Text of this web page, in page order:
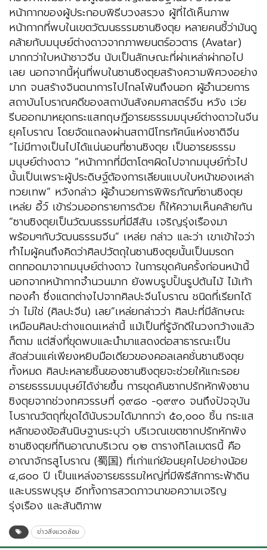
หน้ากากของผู้ประกอบพิธีบวงสรวง ผู้ที่ได้เห็นภาพ
หน้ากากที่พบในเขตวัฒนธรรมซานซิงตุย หลายคนชี้ว่ามันดู
คล้ายกับมนุษย์ต่างดาวจากภาพยนตร์อวตาร (Avatar)
มากกว่าใบหน้าชาวจีน นับเป็นลักษณะที่ผ่าเหล่าผ่ากอไป
เลย นอกจากนี้หุ่นที่พบในซานซิงตุยสร้างความพิศวงอย่าง
มาก จนสร้างจินตนาการไปไกลโพ้นถึงนอก ผู้อำนวยการ
สถาบันโบราณคดีของสถาบันสังคมศาสตร์จีน หวัง เว่ย
รีบออกมาหยุดกระแสทฤษฎีอารยธรรมมนุษย์ต่างดาวในจีน
ยุคโบราณ โดยจัดแถลงผ่านสถานีโทรทัศน์แห่งชาติจีน
“ไม่มีทางเป็นไปได้แน่นอนที่ซานซิงตุย เป็นอารยธรรม
มนุษย์ต่างดาว “หน้ากากที่มีตาโตๆผิดไปจากมนุษย์ทั่วไป
นั้นเป็นเพราะผู้ประดิษฐ์ต้องการเลียนแบบใบหน้าของเหล่า
ทวยเทพ” หวังกล่าว ผู้อำนวยการพิพิธภัณฑ์ซานซิงตุย
เหล่ย อี้ว์ เข้าร่วมออกรายการด้วย ก็ให้ความเห็นคล้ายกัน
“ซานซิงตุยเป็นวัฒนธรรมที่มีสีสัน เจริญรุ่งเรืองมา
พร้อมๆกับวัฒนธรรมจีน” เหล่ย กล่าว และว่า เขาเข้าใจว่า
ทำไมผู้คนถึงคิดว่าศิลปวัตถุในซานซิงตุยนั้นเป็นมรดก
ตกทอดมาจากมนุษย์ต่างดาว ในการขุดค้นครั้งก่อนหน้านี้
นอกจากหน้ากากจำนวนมาก ยังพบรูปปั้นรูปต้นไม้ ไม้เท้า
ทองคำ ซึ่งแตกต่างไปจากศิลปะจีนโบราณ ชนิดที่เรียกได้
ว่า ไม่ใช่ (ศิลปะจีน) เลย”เหล่ยกล่าวว่า ศิลปะที่มีลักษณะ
เหมือนศิลปะต่างแดนเหล่านี้ แม้เป็นที่รู้จักดีในวงกว้างแล้ว
ก็ตาม แต่สิ่งที่ขุดพบและนำมาแสดงต่อสาธารณะเป็น
สัดส่วนแค่เพียงหยิบมือเดียวของคอลเลคชั่นซานซิงตุย
ทั้งหมด ศิลปะหลายชิ้นของซานซิงตุยจะช่วยให้แกะรอย
อารยธรรมมนุษย์ได้ง่ายขึ้น การขุดค้นซากปรักหักพังซาน
ซิงตุยจากช่วงทศวรรษที่ ๑๙๘๐ -๑๙๙๐ จนถึงปัจจุบัน
โบราณวัตถุที่ขุดได้นับรวมได้มากกว่า ๕๐,๐๐๐ ชิ้น กระแส
หลักของข้อสันนิษฐานระบุว่า บริเวณเขตซากปรักหักพัง
ซานซิงตุยที่กินอาณาบริเวณ ๑๒ ตารางกิโลเมตรนี้ คือ
อาณาจักรสูโบราณ (蜀国) ที่เก่าแก่ย้อนยุคไปอย่างน้อย
๔,๘๐๐ ปี เป็นแหล่งอารยธรรมใหญ่ที่มีพิธีสักการะฟ้าดิน
และบรรพบุรุษ อีกทั้งการสวดภาวนาขอความเจริญ
รุ่งเรือง และสันติภาพ
ข่าวสิ่งแวดล้อม